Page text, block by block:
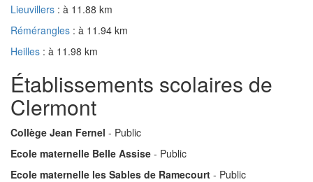
Lieuvillers : à 11.88 km
Rémérangles : à 11.94 km
Heilles : à 11.98 km
Établissements scolaires de
Clermont
Collège Jean Fernel - Public
Ecole maternelle Belle Assise - Public
Ecole maternelle les Sables de Ramecourt - Public